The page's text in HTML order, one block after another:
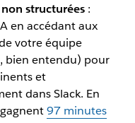
structurées:
en accédant aux
votre équipe
bien entendu) pour
et
dans Slack. En
97 minutes